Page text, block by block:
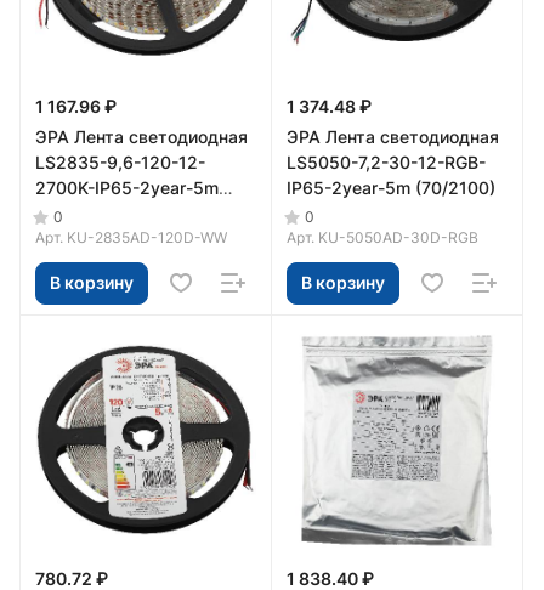
1 167.96 ₽
ЭРА Лента светодиодная
LS2835-9,6-120-12-
2700K-IP65-2year-5m
(80/2400)
0
Арт. KU-2835AD-120D-WW
В корзину
1 374.48 ₽
ЭРА Лента светодиодная
LS5050-7,2-30-12-RGB-
IP65-2year-5m (70/2100)
0
Арт. KU-5050AD-30D-RGB
В корзину
780.72 ₽
1 838.40 ₽